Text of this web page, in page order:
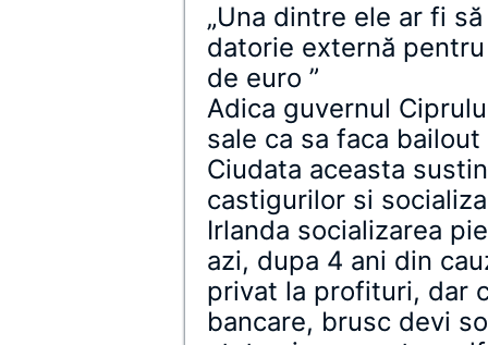
„Una dintre ele ar fi
datorie externă
de euro ”
Adica guvernul
sale ca sa faca
Ciudata aceasta
castigurilor si
Irlanda socializarea
azi, dupa 4 ani din
privat la profituri, dar
bancare, brusc devi